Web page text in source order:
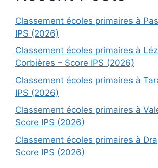
Classement écoles primaires à
IPS (2026)
Classement écoles primaires à
Corbières – Score IPS (2026)
Classement écoles primaires à
IPS (2026)
Classement écoles primaires à
Score IPS (2026)
Classement écoles primaires à
Score IPS (2026)